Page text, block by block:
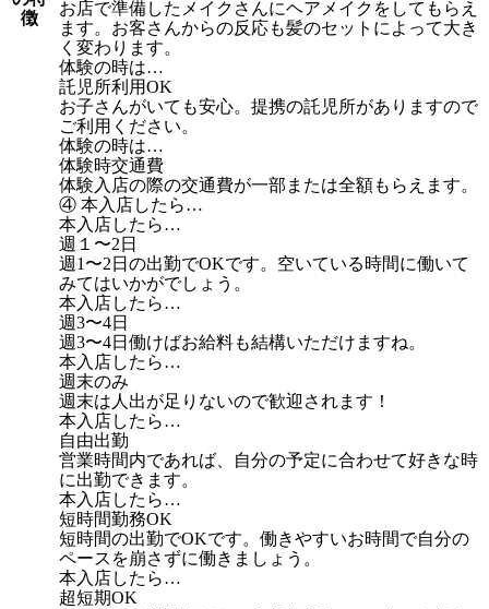
徴
お店で準備したメイクさんにヘアメイクをしてもらえ
ます。お客さんからの反応も髪のセットによって大き
く変わります。
体験の時は…
託児所利用OK
お子さんがいても安心。提携の託児所がありますので
ご利用ください。
体験の時は…
体験時交通費
体験入店の際の交通費が一部または全額もらえます。
④ 本入店したら…
本入店したら…
週１〜2日
週1〜2日の出勤でOKです。空いている時間に働いて
みてはいかがでしょう。
本入店したら…
週3〜4日
週3〜4日働けばお給料も結構いただけますね。
本入店したら…
週末のみ
週末は人出が足りないので歓迎されます！
本入店したら…
自由出勤
営業時間内であれば、自分の予定に合わせて好きな時
に出勤できます。
本入店したら…
短時間勤務OK
短時間の出勤でOKです。働きやすいお時間で自分の
ペースを崩さずに働きましょう。
本入店したら…
超短期OK